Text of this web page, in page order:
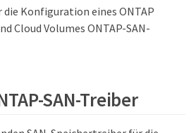
die Konfiguration eines ONTAP
Cloud Volumes ONTAP-SAN-
SAN-Treiber